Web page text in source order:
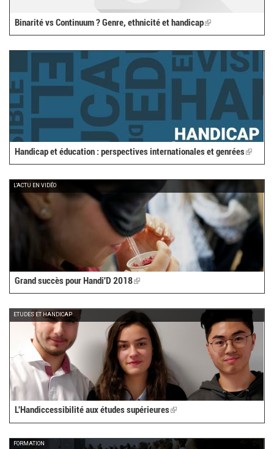
Binarité vs Continuum ? Genre, ethnicité et handicap(link
is
Handicap et éducation : perspectives internationales et genrées(link
is
L'ACTU EN VIDÉO
Grand succès pour Handi'D 2018(link
is
ETUDES ET HANDICAP
L'Handiccessibilité aux études supérieures(link
FORMATION